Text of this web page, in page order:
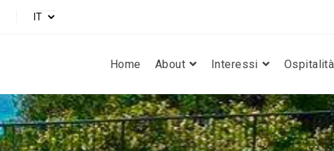
Home About Interessi Ospitalità